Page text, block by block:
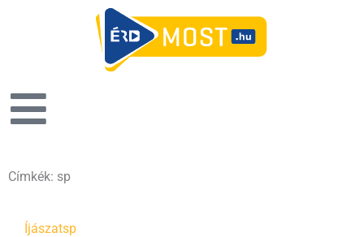
Címkék: sp
Íjászatsp